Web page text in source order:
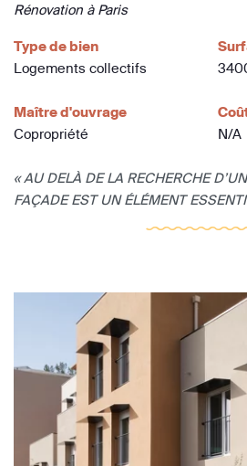
Rénovation à Paris
Type de bien
Logements collectifs
Maître d'ouvrage
Copropriété
N/A
« AU DELÀ DE LA RECHERCHE
FAÇADE EST UN ÉLÉMENT